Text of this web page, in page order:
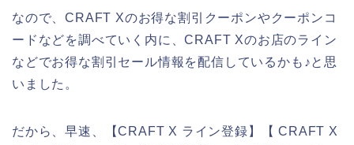
なので、CRAFT Xのお得な割引クーポンやクーポンコ
ードなどを調べていく内に、CRAFT Xのお店のライン
などでお得な割引セール情報を配信しているかも♪と思
いました。
だから、早速、【CRAFT X ライン登録】【 CRAFT X